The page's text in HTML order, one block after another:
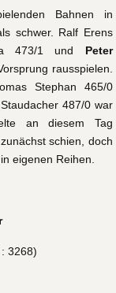
Bahnen in
schwer. Ralf Erens
473/1 und Peter
rausspielen.
Stephan 465/0
487/0 war
an diesem Tag
schien, doch
eigenen Reihen.